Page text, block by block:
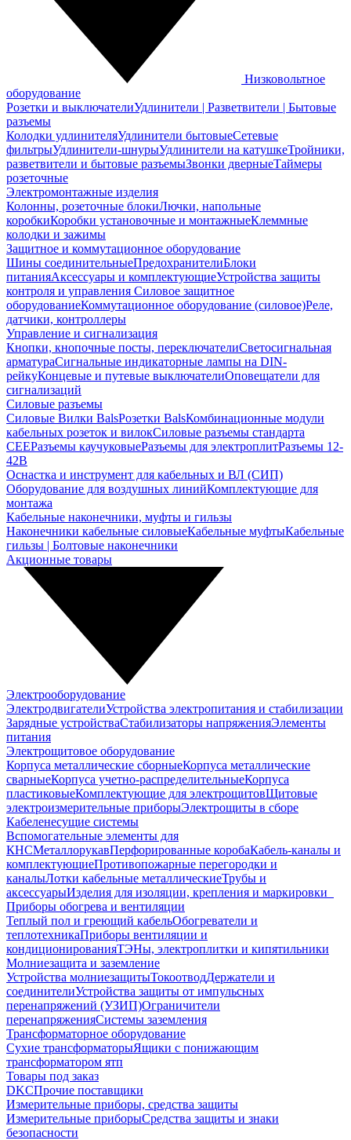
Низковольтное
оборудование
Розетки и выключателиУдлинители | Разветвители | Бытовые
разъемы
Колодки удлинителяУдлинители бытовыеСетевые
фильтрыУдлинители-шнурыУдлинители на катушкеТройники,
разветвители и бытовые разъемыЗвонки дверныеТаймеры
розеточные
Электромонтажные изделия
Колонны, розеточные блокиЛючки, напольные
коробкиКоробки установочные и монтажныеКлеммные
колодки и зажимы
Защитное и коммутационное оборудование
Шины соединительныеПредохранителиБлоки
питанияАксессуары и комплектующиеУстройства защиты
контроля и управления Силовое защитное
оборудованиеКоммутационное оборудование (силовое)Реле,
датчики, контроллеры
Управление и сигнализация
Кнопки, кнопочные посты, переключателиСветосигнальная
арматураСигнальные индикаторные лампы на DIN-
рейкуКонцевые и путевые выключателиОповещатели для
сигнализаций
Силовые разъемы
Силовые Вилки BalsРозетки BalsКомбинационные модули
кабельных розеток и вилокСиловые разъемы стандарта
CEEРазъемы каучуковыеРазъемы для электроплитРазъемы 12-
42В
Оснастка и инструмент для кабельных и ВЛ (СИП)
Оборудование для воздушных линийКомплектующие для
монтажа
Кабельные наконечники, муфты и гильзы
Наконечники кабельные силовыеКабельные муфтыКабельные
гильзы | Болтовые наконечники
Акционные товары
Электрооборудование
ЭлектродвигателиУстройства электропитания и стабилизации
Зарядные устройстваСтабилизаторы напряженияЭлементы
питания
Электрощитовое оборудование
Корпуса металлические сборныеКорпуса металлические
сварныеКорпуса учетно-распределительныеКорпуса
пластиковыеКомплектующие для электрощитовЩитовые
электроизмерительные приборыЭлектрощиты в сборе
Кабеленесущие системы
Вспомогательные элементы для
КНСМеталлорукавПерфорированные коробаКабель-каналы и
комплектующиеПротивопожарные перегородки и
каналыЛотки кабельные металлическиеТрубы и
аксессуарыИзделия для изоляции, крепления и маркировки
Приборы обогрева и вентиляции
Теплый пол и греющий кабельОбогреватели и
теплотехникаПриборы вентиляции и
кондиционированияТЭНы, электроплитки и кипятильники
Молниезащита и заземление
Устройства молниезащитыТокоотводДержатели и
соединителиУстройства защиты от импульсных
перенапряжений (УЗИП)Ограничители
перенапряженияСистемы заземления
Трансформаторное оборудование
Сухие трансформаторыЯщики с понижающим
трансформатором ятп
Товары под заказ
DKCПрочие поставщики
Измерительные приборы, средства защиты
Измерительные приборыСредства защиты и знаки
безопасности